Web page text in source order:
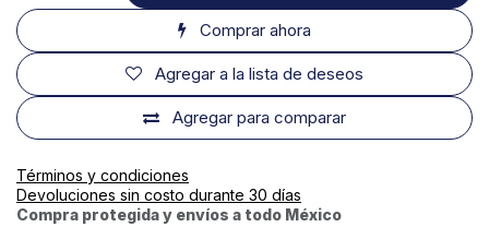
Comprar ahora
Agregar para comparar
Agregar a la lista de deseos
Términos y condiciones
Devoluciones sin costo durante 30 días
Compra protegida y envíos a todo México